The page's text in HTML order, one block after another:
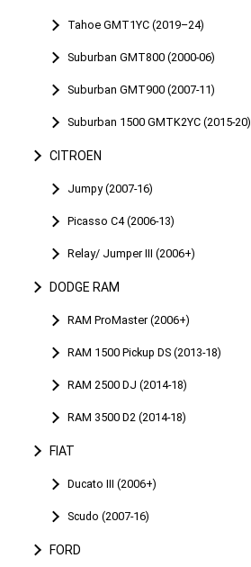
Tahoe GMT1YC (2019–24)
Suburban GMT800 (2000-06)
Suburban GMT900 (2007-11)
Suburban 1500 GMTK2YC (2015-20)
CITROEN
Jumpy (2007-16)
Picasso C4 (2006-13)
Relay/ Jumper III (2006+)
DODGE RAM
RAM ProMaster (2006+)
RAM 1500 Pickup DS (2013-18)
RAM 2500 DJ (2014-18)
RAM 3500 D2 (2014-18)
FIAT
Ducato III (2006+)
Scudo (2007-16)
FORD